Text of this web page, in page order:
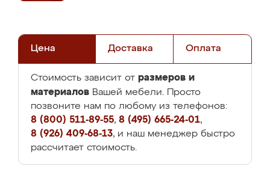
Цена Доставка Оплата
Стоимость зависит от размеров и
материалов Вашей мебели. Просто
позвоните нам по любому из телефонов:
8 (800) 511-89-55, 8 (495) 665-24-01,
8 (926) 409-68-13, и наш менеджер быстро
рассчитает стоимость.